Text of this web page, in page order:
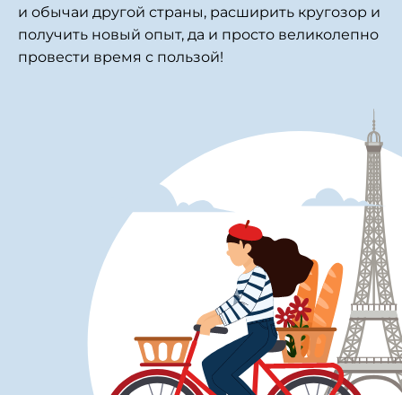
и обычаи другой страны, расширить кругозор и
получить новый опыт, да и просто великолепно
провести время с пользой!